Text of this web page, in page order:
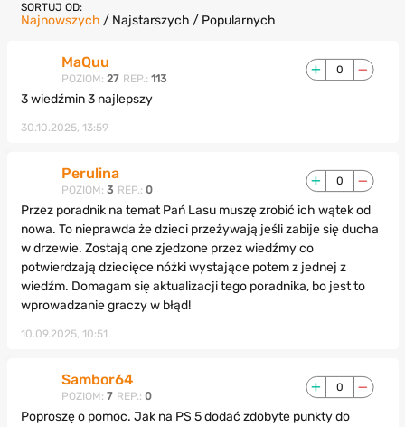
SORTUJ OD:
Najnowszych / Najstarszych / Popularnych
MaQuu
POZIOM: 27 REP.: 113
0
3 wiedźmin 3 najlepszy
30.10.2025, 13:59
Perulina
POZIOM: 3 REP.: 0
0
Przez poradnik na temat Pań Lasu muszę zrobić ich wątek od
nowa. To nieprawda że dzieci przeżywają jeśli zabije się ducha
w drzewie. Zostają one zjedzone przez wiedźmy co
potwierdzają dziecięce nóżki wystające potem z jednej z
wiedźm. Domagam się aktualizacji tego poradnika, bo jest to
wprowadzanie graczy w błąd!
10.09.2025, 10:51
Sambor64
POZIOM: 7 REP.: 0
0
Poproszę o pomoc. Jak na PS 5 dodać zdobyte punkty do